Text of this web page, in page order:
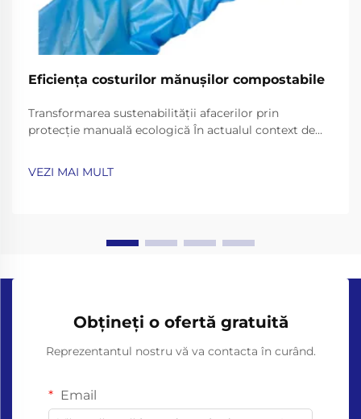
Eficiența costurilor mănușilor compostabile
Transformarea sustenabilității afacerilor prin
protecție manuală ecologică În actualul context de
mai mult decât o tendință – este o necesitate. Printre
VEZI MAI MULT
Obțineți o ofertă gratuită
Reprezentantul nostru vă va contacta în curând.
Email